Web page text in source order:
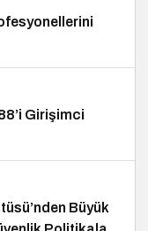
Girişimci
Büyük